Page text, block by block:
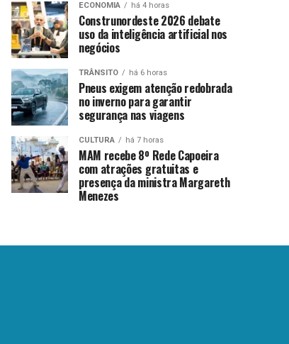
ECONOMIA há 4 horas
Construnordeste 2026 debate
uso da inteligência artificial nos
negócios
TRÂNSITO há 6 horas
Pneus exigem atenção redobrada
no inverno para garantir
segurança nas viagens
CULTURA há 7 horas
MAM recebe 8º Rede Capoeira
com atrações gratuitas e
presença da ministra Margareth
Menezes